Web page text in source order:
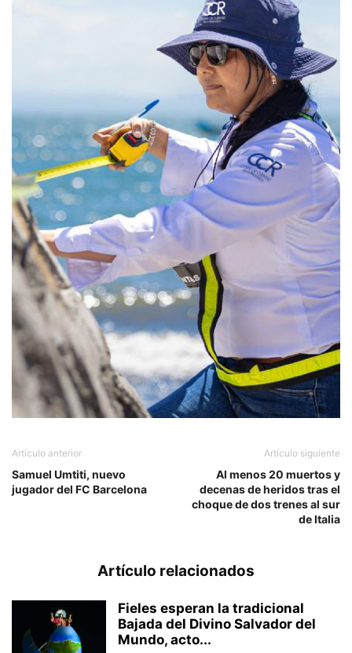
Artículo anterior
Samuel Umtiti, nuevo
jugador del FC Barcelona
Artículo siguiente
Al menos 20 muertos y
decenas de heridos tras el
choque de dos trenes al sur
de Italia
Artículo relacionados
Fieles esperan la tradicional
Bajada del Divino Salvador del
Mundo, acto...